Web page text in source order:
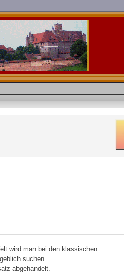
wird man bei den klassischen
suchen.
abgehandelt.